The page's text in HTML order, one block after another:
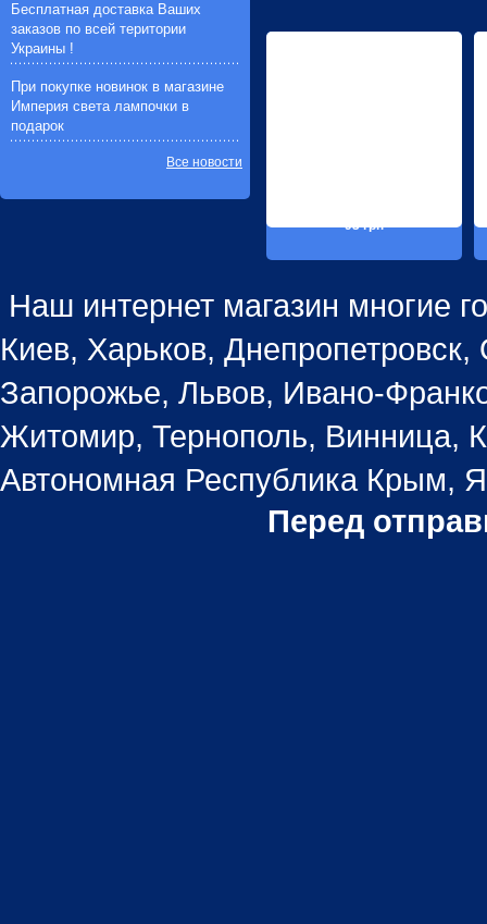
93 грн
Бесплатная доставка Ваших
заказов по всей територии
Украины !
При покупке новинок в магазине
Империя света лампочки в
подарок
Все новости
Наш интернет магазин многие
Киев, Харьков,
Запорожье, Львов, Ивано-
Житомир, Тернополь, Винница,
Автономная Республика Крым,
Перед